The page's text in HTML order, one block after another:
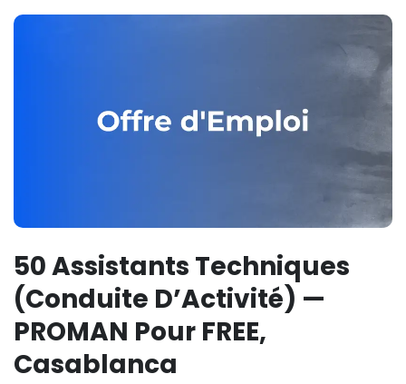
50 Assistants Techniques
(Conduite D’Activité) —
PROMAN Pour FREE,
Casablanca